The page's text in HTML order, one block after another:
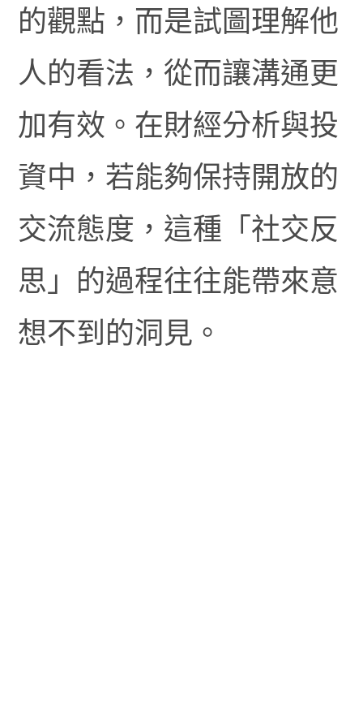
的觀點，而是試圖理解他
人的看法，從而讓溝通更
加有效。在財經分析與投
資中，若能夠保持開放的
交流態度，這種「社交反
思」的過程往往能帶來意
想不到的洞見。